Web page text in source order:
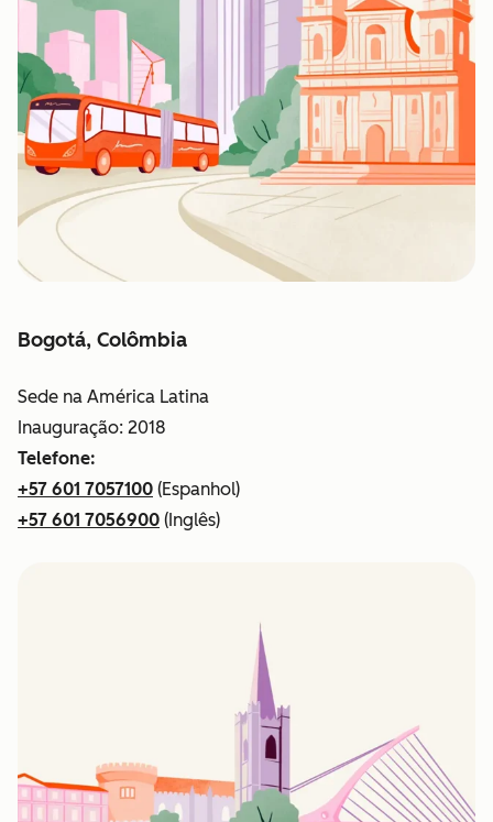
Bogotá, Colômbia
Sede na América Latina
Inauguração: 2018
Telefone:
+57 601 7057100 (Espanhol)
+57 601 7056900 (Inglês)